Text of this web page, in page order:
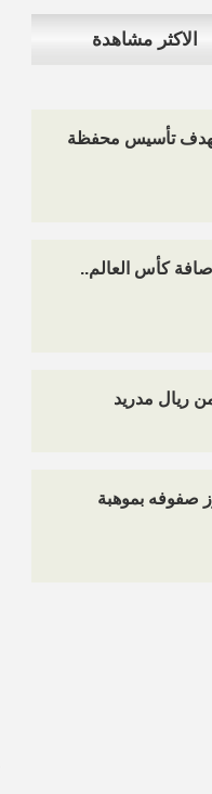
الاكثر مشاهدة
تأسيس محفظة
وصافة كأس العالم..
ريال مدريد
صفوفه بموهبة